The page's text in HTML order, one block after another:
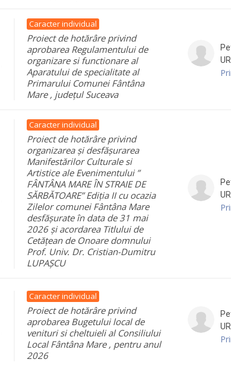
Caracter individual
Proiect de hotărâre privind
aprobarea Regulamentului de
organizare si functionare al
Aparatului de specialitate al
Primarului Comunei Fântâna
Mare , județul Suceava
Caracter individual
Proiect de hotărâre privind
organizarea și desfășurarea
Manifestărilor Culturale si
Artistice ale Evenimentului ”
FÂNTÂNA MARE ÎN STRAIE DE
SĂRBĂTOARE” Ediția II cu ocazia
Zilelor comunei Fântâna Mare
desfășurate în data de 31 mai
2026 și acordarea Titlului de
Cetățean de Onoare domnului
Prof. Univ. Dr. Cristian-Dumitru
LUPAȘCU
Caracter individual
Proiect de hotărâre privind
aprobarea Bugetului local de
venituri si cheltuieli al Consiliului
Local Fântâna Mare , pentru anul
2026